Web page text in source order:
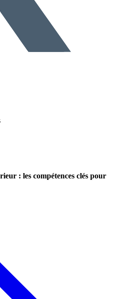
: les compétences clés pour